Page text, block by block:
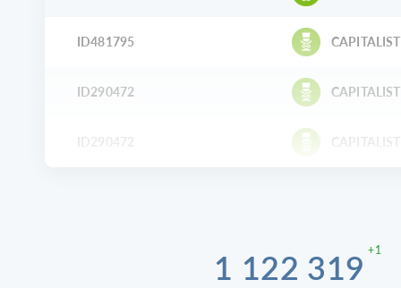
ID481795 CAPITALIST
ID290472 CAPITALIST
1 122 319 +1